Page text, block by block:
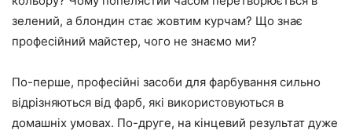
зелений, а блондин стає жовтим курчам? Що знає
професійний майстер, чого не знаємо ми?
По-перше, професійні засоби для фарбування сильно
відрізняються від фарб, які використовуються в
домашніх умовах. По-друге, на кінцевий результат дуже